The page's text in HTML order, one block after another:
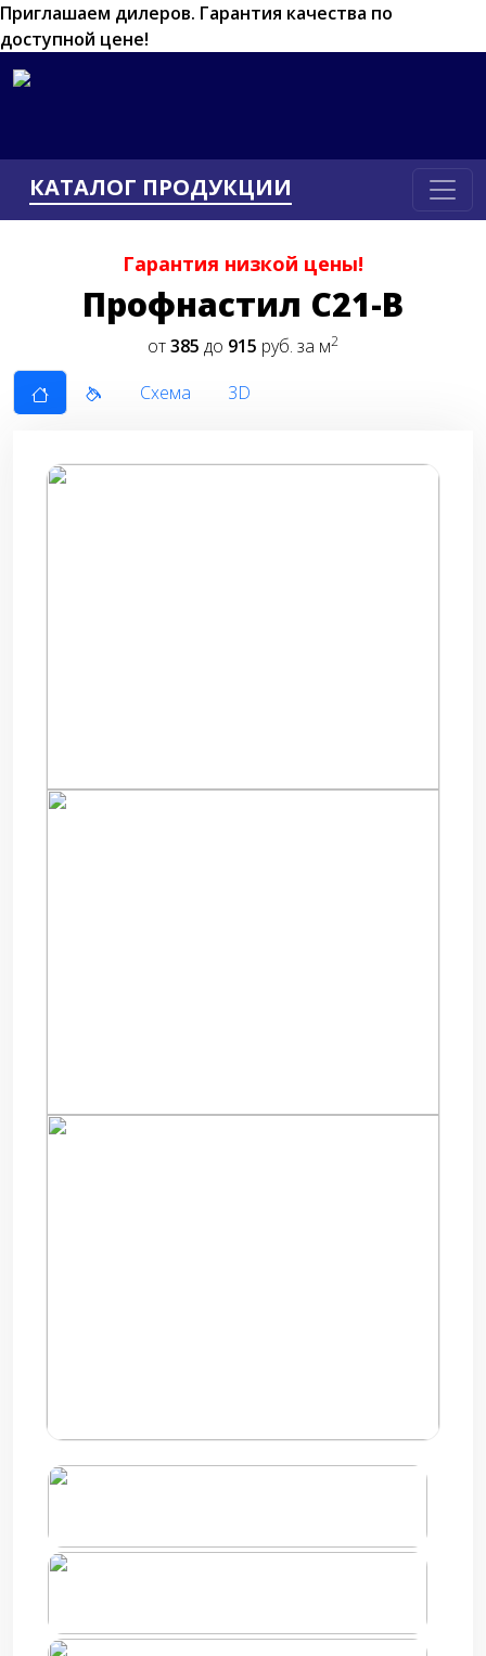
Приглашаем дилеров. Гарантия качества по
доступной цене!
КАТАЛОГ ПРОДУКЦИИ
Гарантия низкой цены!
Пpoфнacтил C21-В
от385 до 915 руб. за м2
Схема 3D